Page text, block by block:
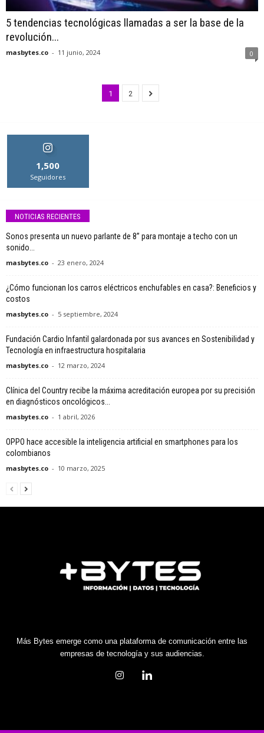
5 tendencias tecnológicas llamadas a ser la base de la
revolución...
masbytes.co - 11 junio, 2024 0
1 2
1,500
Seguidores
NOTICIAS RECIENTES
Sonos presenta un nuevo parlante de 8” para montaje a techo con un
sonido...
masbytes.co - 23 enero, 2024
¿Cómo funcionan los carros eléctricos enchufables en casa?: Beneficios y
costos
masbytes.co - 5 septiembre, 2024
Fundación Cardio Infantil galardonada por sus avances en Sostenibilidad y
Tecnología en infraestructura hospitalaria
masbytes.co - 12 marzo, 2024
Clínica del Country recibe la máxima acreditación europea por su precisión
en diagnósticos oncológicos...
masbytes.co - 1 abril, 2026
OPPO hace accesible la inteligencia artificial en smartphones para los
colombianos
masbytes.co - 10 marzo, 2025
Más Bytes emerge como una plataforma de comunicación entre las
empresas de tecnología y sus audiencias.